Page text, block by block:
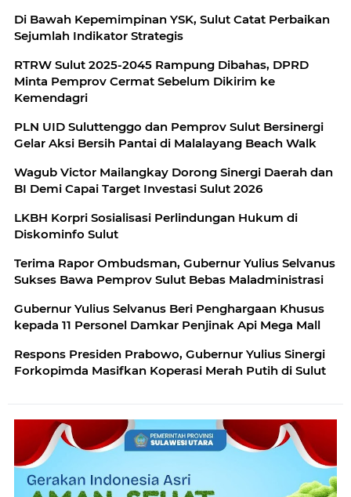
Di Bawah Kepemimpinan YSK, Sulut Catat Perbaikan
Sejumlah Indikator Strategis
RTRW Sulut 2025-2045 Rampung Dibahas, DPRD
Minta Pemprov Cermat Sebelum Dikirim ke
Kemendagri
PLN UID Suluttenggo dan Pemprov Sulut Bersinergi
Gelar Aksi Bersih Pantai di Malalayang Beach Walk
Wagub Victor Mailangkay Dorong Sinergi Daerah dan
BI Demi Capai Target Investasi Sulut 2026
LKBH Korpri Sosialisasi Perlindungan Hukum di
Diskominfo Sulut
Terima Rapor Ombudsman, Gubernur Yulius Selvanus
Sukses Bawa Pemprov Sulut Bebas Maladministrasi
Gubernur Yulius Selvanus Beri Penghargaan Khusus
kepada 11 Personel Damkar Penjinak Api Mega Mall
Respons Presiden Prabowo, Gubernur Yulius Sinergi
Forkopimda Masifkan Koperasi Merah Putih di Sulut